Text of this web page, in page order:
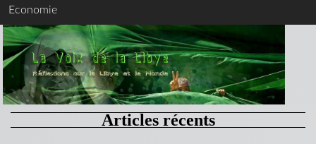
Economie
Articles récents